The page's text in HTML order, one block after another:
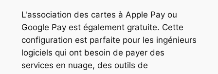
L'association des cartes à Apple Pay ou
Google Pay est également gratuite. Cette
configuration est parfaite pour les ingénieurs
logiciels qui ont besoin de payer des
services en nuage, des outils de